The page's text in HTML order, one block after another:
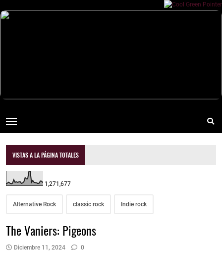
VISTAS A LA PÁGINA TOTALES
1,271,677
Alternative Rock classic rock Indie rock
The Vaniers: Pigeons
Diciembre 11, 2024 0